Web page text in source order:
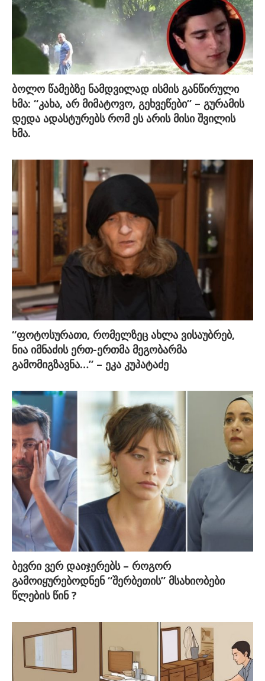
ბოლო წამებზე ნამდვილად ისმის განწირული
ხმა: “კახა, არ მიმატოვო, გეხვეწები” – გურამის
დედა ადასტურებს რომ ეს არის მისი შვილის
ხმა.
“ფოტოსურათი, რომელზეც ახლა ვისაუბრებ,
ნია იმნაძის ერთ-ერთმა მეგობარმა
გამომიგზავნა…” – ეკა კუპატაძე
ბევრი ვერ დაიჯერებს – როგორ
გამოიყურებოდნენ “შერბეთის” მსახიობები
წლების წინ ?